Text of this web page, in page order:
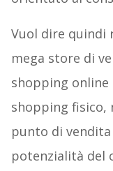
Vuol dire quindi
mega store di
shopping
shopping fisico,
punto di
potenzialità del